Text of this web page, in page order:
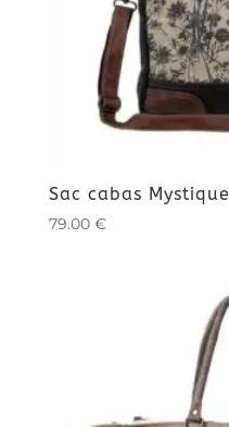
Sac cabas Mystique
79.00 €